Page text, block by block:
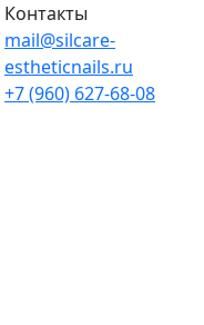
Контакты
mail@silcare-
estheticnails.ru
+7 (960) 627-68-08